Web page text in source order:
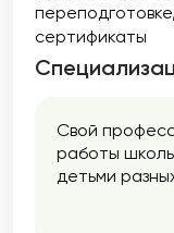
переподготовке
сертификаты
Свой
работы
детьми